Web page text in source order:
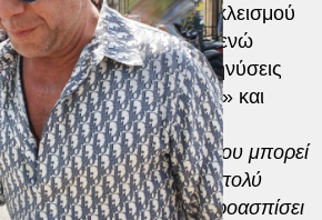
αυτουργών του εγκλεισμού
δημόσιο ψυχιατρείο», ενώ
κι άλλες μηνύσεις
«ψευδή κατάθεση» και
το χειρότερο πράγμα που μπορεί
Βρίσκεται σε πάρα πολύ
πάνω από όλα να προασπίσει